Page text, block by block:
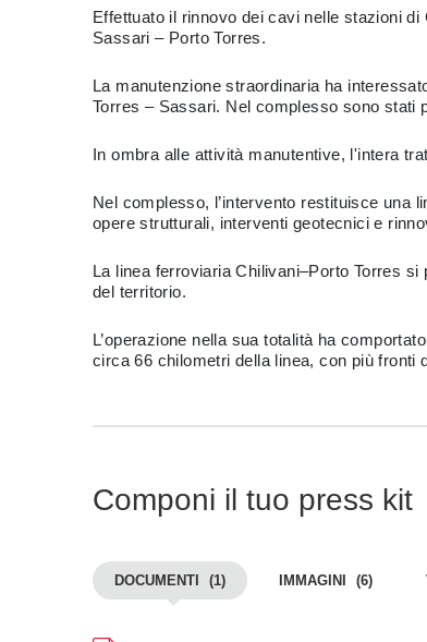
Effettuato il rinnovo dei cavi nelle stazioni
Sassari – Porto Torres.
La manutenzione straordinaria ha
Torres – Sassari. Nel complesso sono stati
In ombra alle attività manutentive, l'intera
Nel complesso, l’intervento restituisce una
opere strutturali, interventi geotecnici e
La linea ferroviaria Chilivani–Porto Torres
del territorio.
L’operazione nella sua totalità ha
circa 66 chilometri della linea, con più fronti
Componi il tuo press kit
DOCUMENTI (1) IMMAGINI (6)